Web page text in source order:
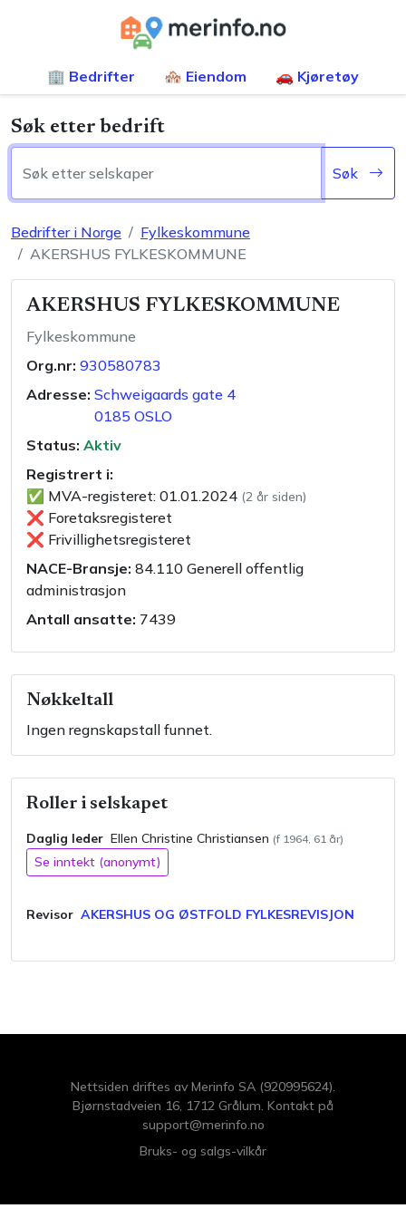
🏢 Bedrifter 🏘️ Eiendom 🚗 Kjøretøy
Søk etter bedrift
Søk
Bedrifter i Norge
Fylkeskommune
AKERSHUS FYLKESKOMMUNE
AKERSHUS FYLKESKOMMUNE
Fylkeskommune
Org.nr: 930580783
Adresse: Schweigaards gate 4
0185 OSLO
Status: Aktiv
Registrert i:
✅ MVA-registeret: 01.01.2024 (2 år siden)
❌ Foretaksregisteret
❌ Frivillighetsregisteret
NACE-Bransje: 84.110 Generell offentlig
administrasjon
Antall ansatte: 7439
Nøkkeltall
Ingen regnskapstall funnet.
Roller i selskapet
Daglig leder Ellen Christine Christiansen (f 1964, 61 år)
Se inntekt (anonymt)
Revisor AKERSHUS OG ØSTFOLD FYLKESREVISJON
Nettsiden driftes av Merinfo SA (920995624).
Bjørnstadveien 16, 1712 Grålum. Kontakt på
support@merinfo.no
Bruks- og salgs-vilkår